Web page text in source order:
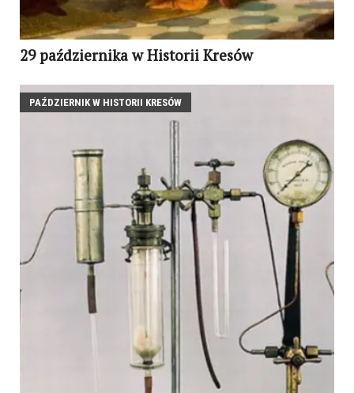
29 października w Historii Kresów
PAŹDZIERNIK W HISTORII KRESÓW